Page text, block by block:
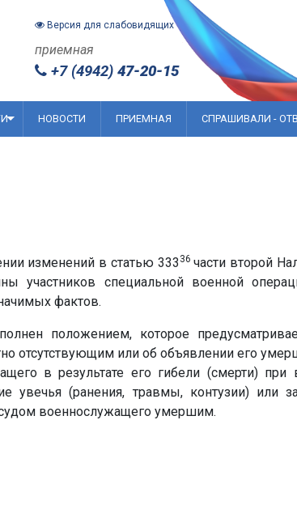
Версия для слабовидящих
приемная
+7 (4942) 47-20-15
НОВОСТИ ПРИЕМНАЯ СПРАШИВАЛИ -
изменений в статью 333 36части второй
участников специальной военной
фактов.
положением, которое
отсутствующим или об объявлении его
в результате его гибели (смерти)
увечья (ранения, травмы, контузии) или
военнослужащего умер­шим.